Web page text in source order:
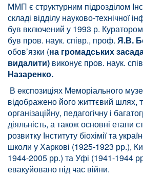
ММП є структурним підрозділом
складі відділу науково-технічної
був включений у 1993 р.
був пров. наук. співр., проф. Я.В.
обов’язки (на громадських
видалити) виконує пров. наук.
Назаренко.
В експозиціях Меморіального
відображено його життєвий шлях,
організаційну, педагогічну і
діяльність, а також основні етапи
розвитку Інституту біохімії та
школи у Харкові (1925-1923 рр.),
1944-2005 рр.) та Уфі (1941-1944
евакуйовано під час війни.